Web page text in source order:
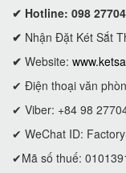
✔ Hotline: 098
✔ Nhận Đặt Két Sắt
✔ Website:
✔ Điện thoại văn
✔ Viber: +84 98
✔ WeChat ID:
✔Mã số thuế: